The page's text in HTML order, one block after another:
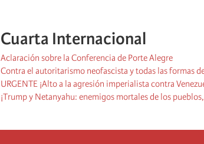
Cuarta Internacional
Aclaración sobre la Conferencia de Porte Alegre
Contra el autoritarismo neofascista y todas las formas
URGENTE ¡Alto a la agresión imperialista contra
¡Trump y Netanyahu: enemigos mortales de los